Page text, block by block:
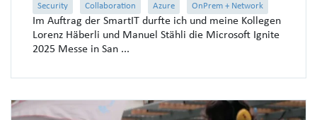
Security
Collaboration Azure OnPrem + Network
Im Auftrag der SmartIT durfte ich und meine Kollegen
Lorenz Häberli und Manuel Stähli die Microsoft Ignite
2025 Messe in San ...